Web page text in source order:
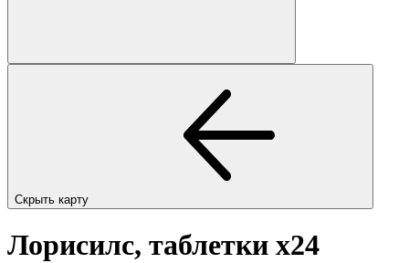
Скрыть карту
Лорисилс, таблетки x24